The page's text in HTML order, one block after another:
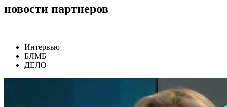
новости партнеров
Интервью
БЛМБ
ДЕЛО